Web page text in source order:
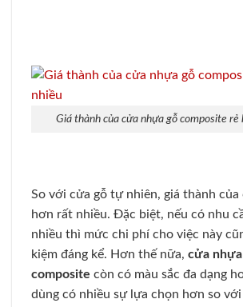
Giá thành của cửa nhựa gỗ composite rẻ
So với cửa gỗ tự nhiên, giá thành của
hơn rất nhiều. Đặc biệt, nếu có nhu
nhiều thì mức chi phí cho việc này
kiệm đáng kể. Hơn thế nữa, cửa
composite còn có màu sắc đa dạng
dùng có nhiều sự lựa chọn hơn so